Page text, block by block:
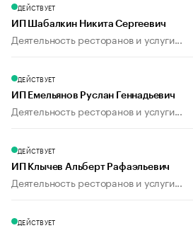
ДЕЙСТВУЕТ
ИП Шабалкин Никита Сергеевич
Деятельность ресторанов и услуги...
ДЕЙСТВУЕТ
ИП Емельянов Руслан Геннадьевич
Деятельность ресторанов и услуги...
ДЕЙСТВУЕТ
ИП Клычев Альберт Рафаэльевич
Деятельность ресторанов и услуги...
ДЕЙСТВУЕТ